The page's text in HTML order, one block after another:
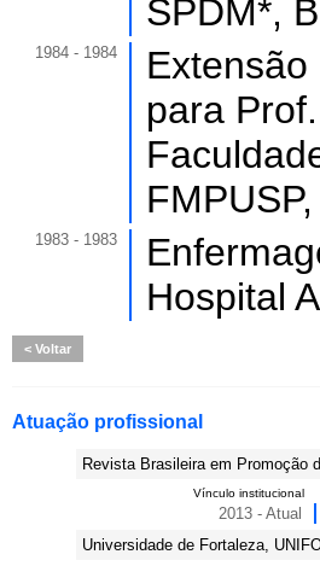
SPDM*,
1984 - 1984
para
1983 - 1983
Hospital
Voltar
Atuação profissional
Revista Brasileira em Promoção
Vínculo institucional
2013 - Atual
Universidade de Fortaleza,